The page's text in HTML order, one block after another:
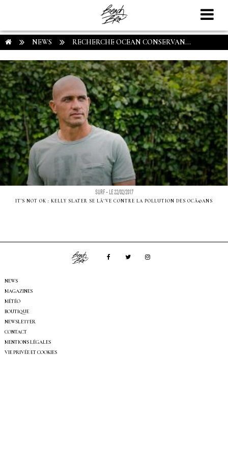
NEWS RECHERCHE OCEAN CONSERVAN...
SURF - LE 22/02/2017
IT'S NOT OK : KELLY SLATER SE LÃ¨VE CONTRE LA POLLUTION DES OCÃ©ANS
NEWS
MAGAZINES
MÉTÉO
BOUTIQUE
NEWSLETTER
CONTACT
MENTIONS LÉGALES
VIE PRIVÉE ET COOKIES